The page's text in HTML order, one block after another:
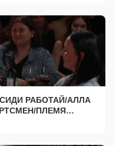
СИДИ РАБОТАЙ/АЛЛА
ПЛЕМЯ